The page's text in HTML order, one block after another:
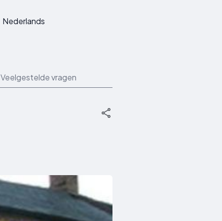
Nederlands
Veelgestelde vragen